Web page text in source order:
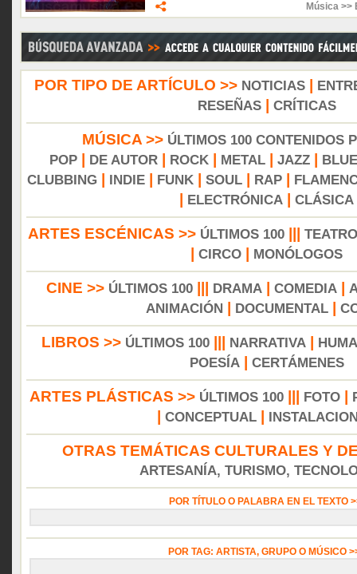
Música >>
POR TIPO DE ARTÍCULO >> NOTICIAS|
RESEÑAS| CRÍTICAS
MÚSICA >> ÚLTIMOS 100 CONTENIDOS
POP
DE AUTOR ROCK METAL JAZZ
CLUBBING
INDIE FUNK SOUL RAP
ELECTRÓNICA CLÁSICA
ARTES ESCÉNICAS >> ÚLTIMOS 100||| TEATRO
CIRCO MONÓLOGOS
CINE >> ÚLTIMOS 100 DRAMA COMEDIA
ANIMACIÓN
DOCUMENTAL|
LIBROS >> ÚLTIMOS 100 NARRATIVA
POESÍA| CERTÁMENES
ARTES PLÁSTICAS >> ÚLTIMOS 100 FOTO
CONCEPTUAL
OTRAS TEMÁTICAS CULTURALES Y
ARTESANÍA, TURISMO,
POR TÍTULO O PALABRA EN EL TEXTO
POR TAG: ARTISTA, GRUPO O MÚSICO